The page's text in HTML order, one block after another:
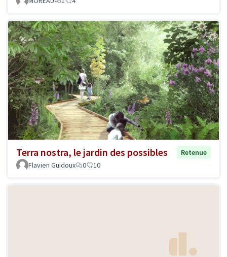
Terra nostra, le jardin des possibles
Retenue
Flavien Guidoux
0 10